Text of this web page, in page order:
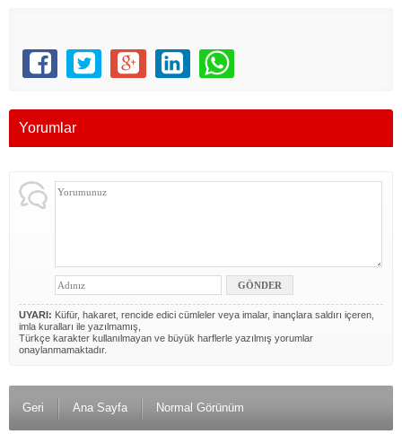
Yorumlar
UYARI: Küfür, hakaret, rencide edici cümleler veya imalar, inançlara saldırı içeren,
imla kuralları ile yazılmamış,
Türkçe karakter kullanılmayan ve büyük harflerle yazılmış yorumlar
onaylanmamaktadır.
Geri Ana Sayfa Normal Görünüm